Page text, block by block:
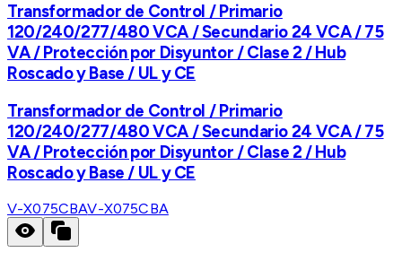
Transformador de Control / Primario
120/240/277/480 VCA / Secundario 24 VCA / 75
VA / Protección por Disyuntor / Clase 2 / Hub
Roscado y Base / UL y CE
Transformador de Control / Primario
120/240/277/480 VCA / Secundario 24 VCA / 75
VA / Protección por Disyuntor / Clase 2 / Hub
Roscado y Base / UL y CE
V-X075CBAV-X075CBA